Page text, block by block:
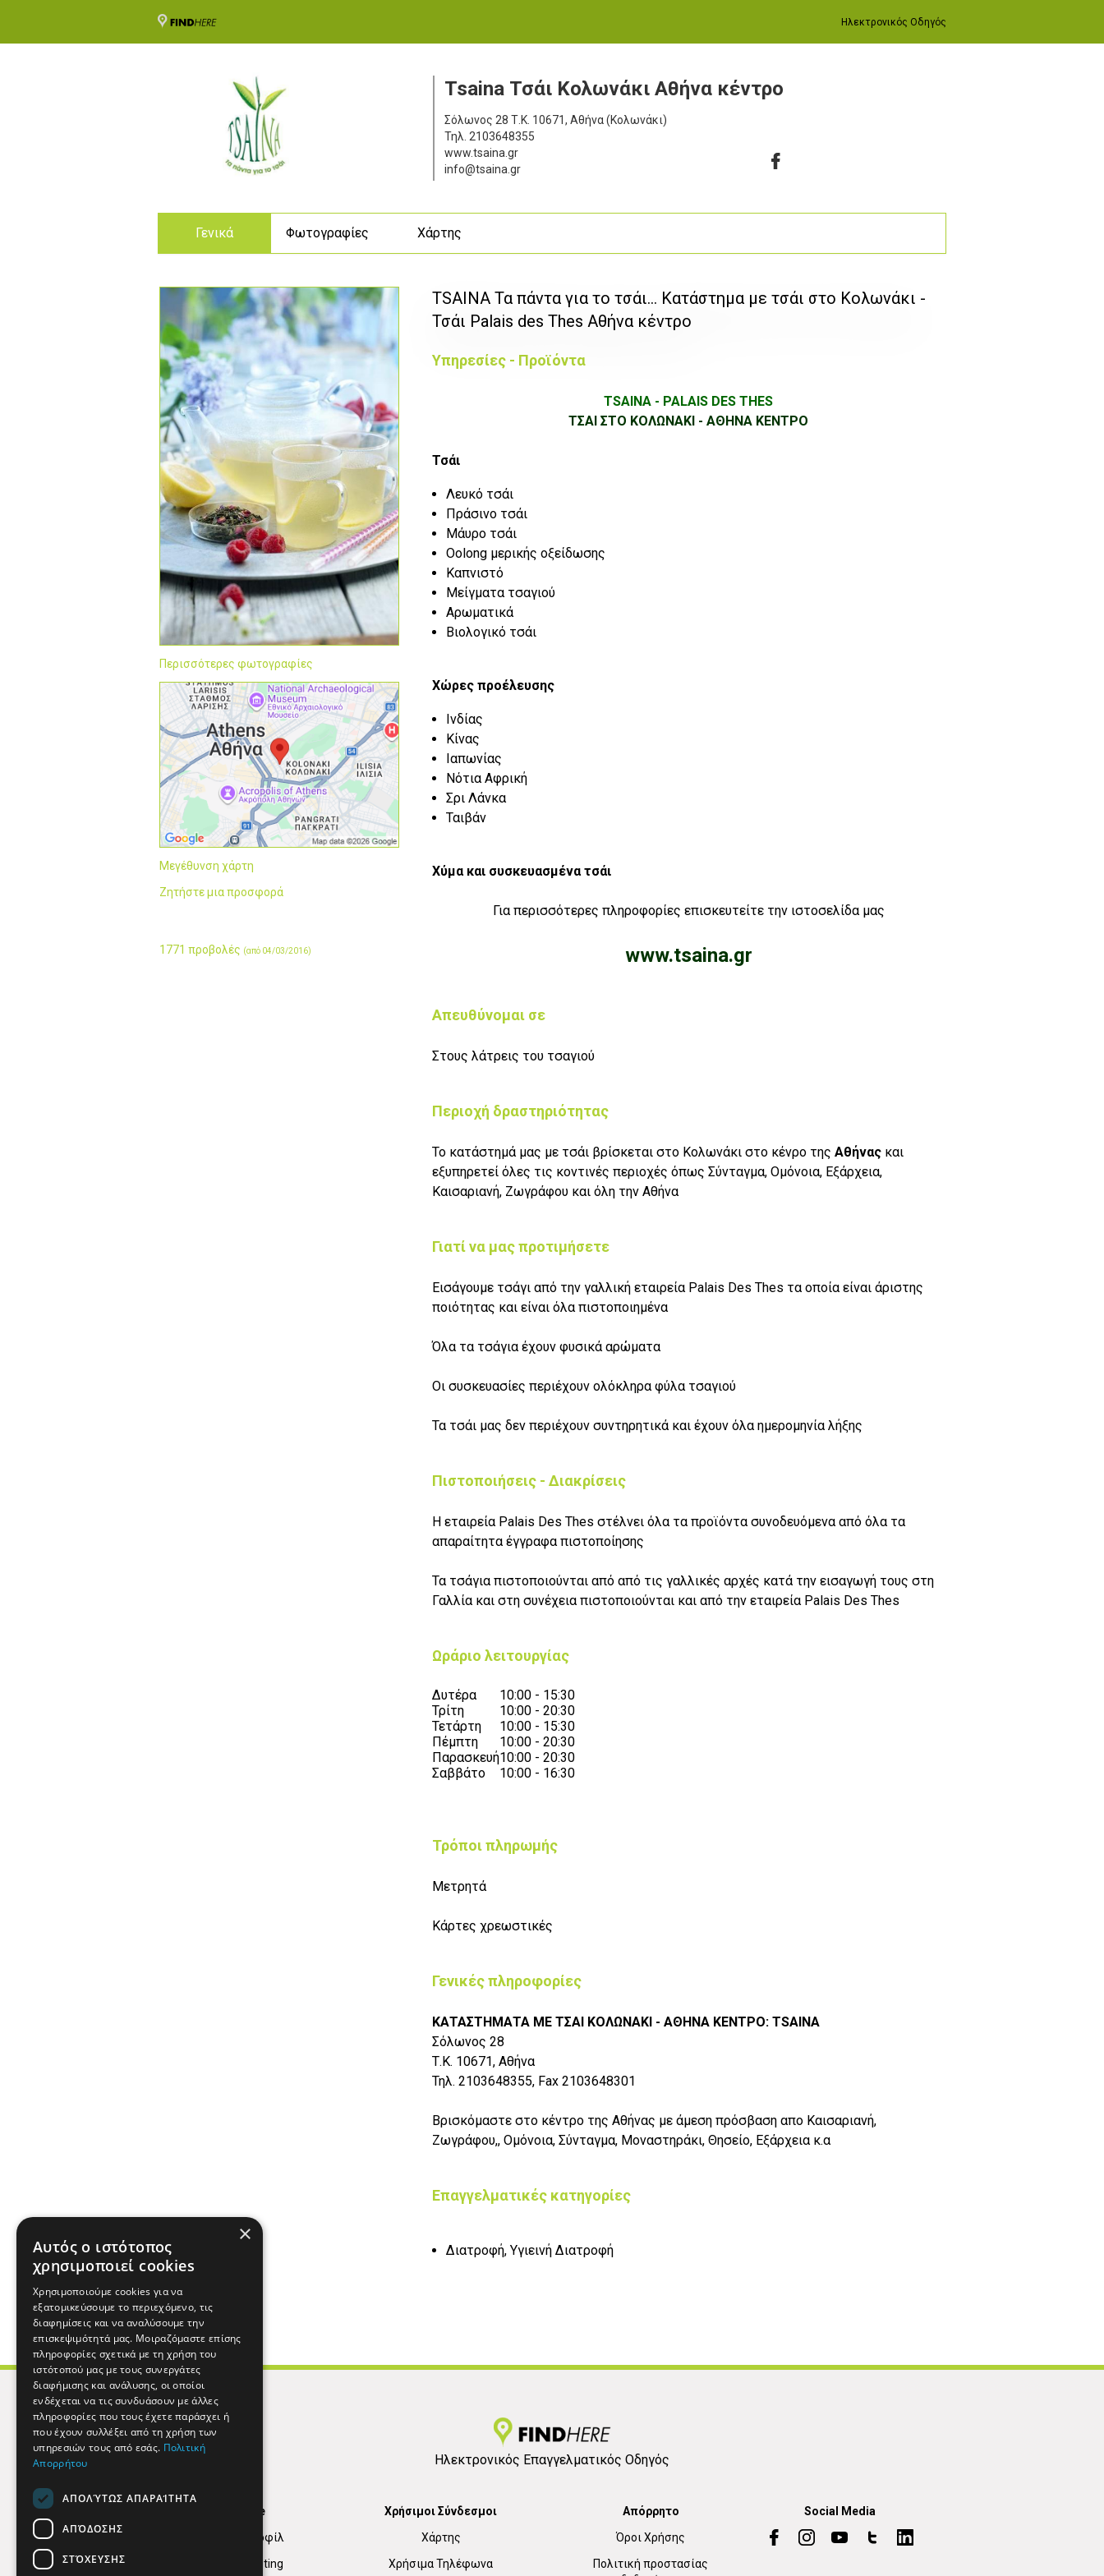
Ηλεκτρονικός Οδηγός
Tsaina Τσάι Κολωνάκι Αθήνα κέντρο
Σόλωνος 28 Τ.Κ. 10671, Αθήνα (Κολωνάκι)
Τηλ. 2103648355
www.tsaina.gr
info@tsaina.gr
Γενικά Φωτογραφίες Χάρτης
Περισσότερες φωτογραφίες
Μεγέθυνση χάρτη
Ζητήστε μια προσφορά
1771 προβολές (από 04/03/2016)
TSAINA Τα πάντα για το τσάι... Κατάστημα με τσάι στο Κολωνάκι -
Τσάι Palais des Thes Αθήνα κέντρο
Υπηρεσίες - Προϊόντα
TSAINA - PALAIS DES THES
ΤΣΑΙ ΣΤΟ ΚΟΛΩΝΑΚΙ - ΑΘΗΝΑ ΚΕΝΤΡΟ
Τσάι
Λευκό τσάι
Πράσινο τσάι
Μάυρο τσάι
Oolong μερικής οξείδωσης
Καπνιστό
Μείγματα τσαγιού
Αρωματικά
Βιολογικό τσάι
Χώρες προέλευσης
Ινδίας
Κίνας
Ιαπωνίας
Νότια Αφρική
Σρι Λάνκα
Ταιβάν
Χύμα και συσκευασμένα τσάι
Για περισσότερες πληροφορίες επισκευτείτε την ιστοσελίδα μας
www.tsaina.gr
Απευθύνομαι σε
Στους λάτρεις του τσαγιού
Περιοχή δραστηριότητας
Το κατάστημά μας με τσάι βρίσκεται στο Κολωνάκι στο κένρο της Αθήνας και
εξυπηρετεί όλες τις κοντινές περιοχές όπως Σύνταγμα, Ομόνοια, Εξάρχεια,
Καισαριανή, Ζωγράφου και όλη την Αθήνα
Γιατί να μας προτιμήσετε
Εισάγουμε τσάγι από την γαλλική εταιρεία Palais Des Thes τα οποία είναι άριστης
ποιότητας και είναι όλα πιστοποιημένα
Όλα τα τσάγια έχουν φυσικά αρώματα
Οι συσκευασίες περιέχουν ολόκληρα φύλα τσαγιού
Τα τσάι μας δεν περιέχουν συντηρητικά και έχουν όλα ημερομηνία λήξης
Πιστοποιήσεις - Διακρίσεις
Η εταιρεία Palais Des Thes στέλνει όλα τα προϊόντα συνοδευόμενα από όλα τα
απαραίτητα έγγραφα πιστοποίησης
Τα τσάγια πιστοποιούνται από από τις γαλλικές αρχές κατά την εισαγωγή τους στη
Γαλλία και στη συνέχεια πιστοποιούνται και από την εταιρεία Palais Des Thes
Ωράριο λειτουργίας
Δυτέρα
10:00 - 15:30
Τρίτη
10:00 - 20:30
Τετάρτη
10:00 - 15:30
Πέμπτη
10:00 - 20:30
Παρασκευή10:00 - 20:30
Σαββάτο
10:00 - 16:30
Τρόποι πληρωμής
Μετρητά
Κάρτες χρεωστικές
Γενικές πληροφορίες
ΚΑΤΑΣΤΗΜΑΤΑ ΜΕ ΤΣΑΙ ΚΟΛΩΝΑΚΙ - ΑΘΗΝΑ ΚΕΝΤΡΟ: TSAINA
Σόλωνος 28
Τ.Κ. 10671, Αθήνα
Τηλ. 2103648355, Fax 2103648301
Βρισκόμαστε στο κέντρο της Αθήνας με άμεση πρόσβαση απο Καισαριανή,
Ζωγράφου,, Ομόνοια, Σύνταγμα, Μοναστηράκι, Θησείο, Εξάρχεια κ.α
Επαγγελματικές κατηγορίες
Διατροφή, Υγιεινή Διατροφή
Ηλεκτρονικός Επαγγελματικός Οδηγός
Find Here
Εταιρικό Προφίλ
Digital marketing
Χρήσιμοι Σύνδεσμοι
Χάρτης
Χρήσιμα Τηλέφωνα
Απόρρητο
Όροι Χρήσης
Πολιτική προστασίας
Social Media
×
Αυτός ο ιστότοπος
χρησιμοποιεί cookies
Χρησιμοποιούμε cookies για να
εξατομικεύσουμε το περιεχόμενο, τις
διαφημίσεις και να αναλύσουμε την
επισκεψιμότητά μας. Μοιραζόμαστε επίσης
πληροφορίες σχετικά με τη χρήση του
ιστότοπού μας με τους συνεργάτες
διαφήμισης και ανάλυσης, οι οποίοι
ενδέχεται να τις συνδυάσουν με άλλες
πληροφορίες που τους έχετε παράσχει ή
που έχουν συλλέξει από τη χρήση των
υπηρεσιών τους από εσάς. Πολιτική
Απορρήτου
ΑΠΟΛΎΤΩΣ ΑΠΑΡΑΊΤΗΤΑ
ΑΠΌΔΟΣΗΣ
ΣΤΌΧΕΥΣΗΣ